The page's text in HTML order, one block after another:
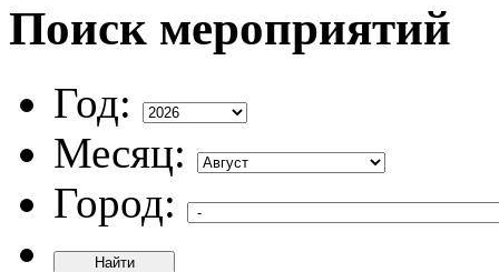
Поиск мероприятий
Год:
Месяц:
Город:
Найти